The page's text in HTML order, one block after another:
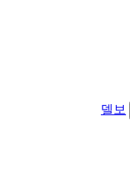
델보